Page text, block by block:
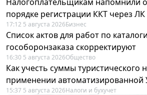
порядке регистрации ККТ через ЛК
17:12 5 августа 2026Бизнес
Список актов для работ по
гособоронзаказа скорректируют
16:30 5 августа 2026Общество
Как учесть суммы туристического
применении автоматизированной
15:37 5 августа 2026Налоги и бухучет